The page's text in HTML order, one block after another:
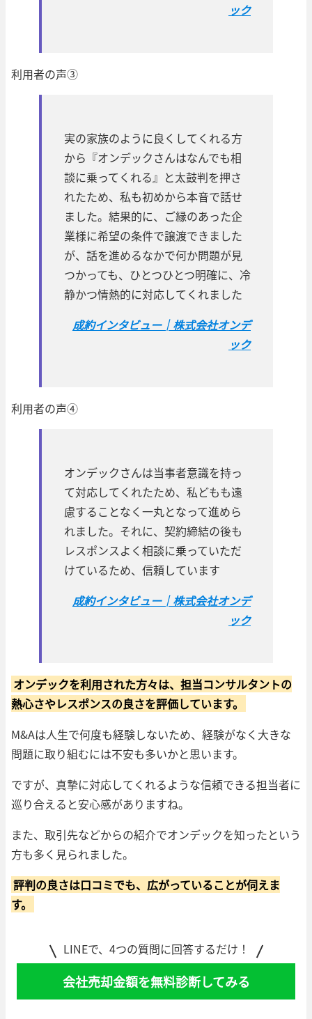
ック
利用者の声③
実の家族のように良くしてくれる方
から『オンデックさんはなんでも相
談に乗ってくれる』と太鼓判を押さ
れたため、私も初めから本音で話せ
ました。結果的に、ご縁のあった企
業様に希望の条件で譲渡できました
が、話を進めるなかで何か問題が見
つかっても、ひとつひとつ明確に、冷
静かつ情熱的に対応してくれました
成約インタビュー│株式会社オンデ
ック
利用者の声④
オンデックさんは当事者意識を持っ
て対応してくれたため、私どもも遠
慮することなく一丸となって進めら
れました。それに、契約締結の後も
レスポンスよく相談に乗っていただ
けているため、信頼しています
成約インタビュー│株式会社オンデ
ック
オンデックを利用された方々は、担当コンサルタントの
熱心さやレスポンスの良さを評価しています。
M&Aは人生で何度も経験しないため、経験がなく大きな
問題に取り組むには不安も多いかと思います。
ですが、真摯に対応してくれるような信頼できる担当者に
巡り合えると安心感がありますね。
また、取引先などからの紹介でオンデックを知ったという
方も多く見られました。
評判の良さは口コミでも、広がっていることが伺えま
す。
LINEで、4つの質問に回答するだけ！
会社売却金額を無料診断してみる